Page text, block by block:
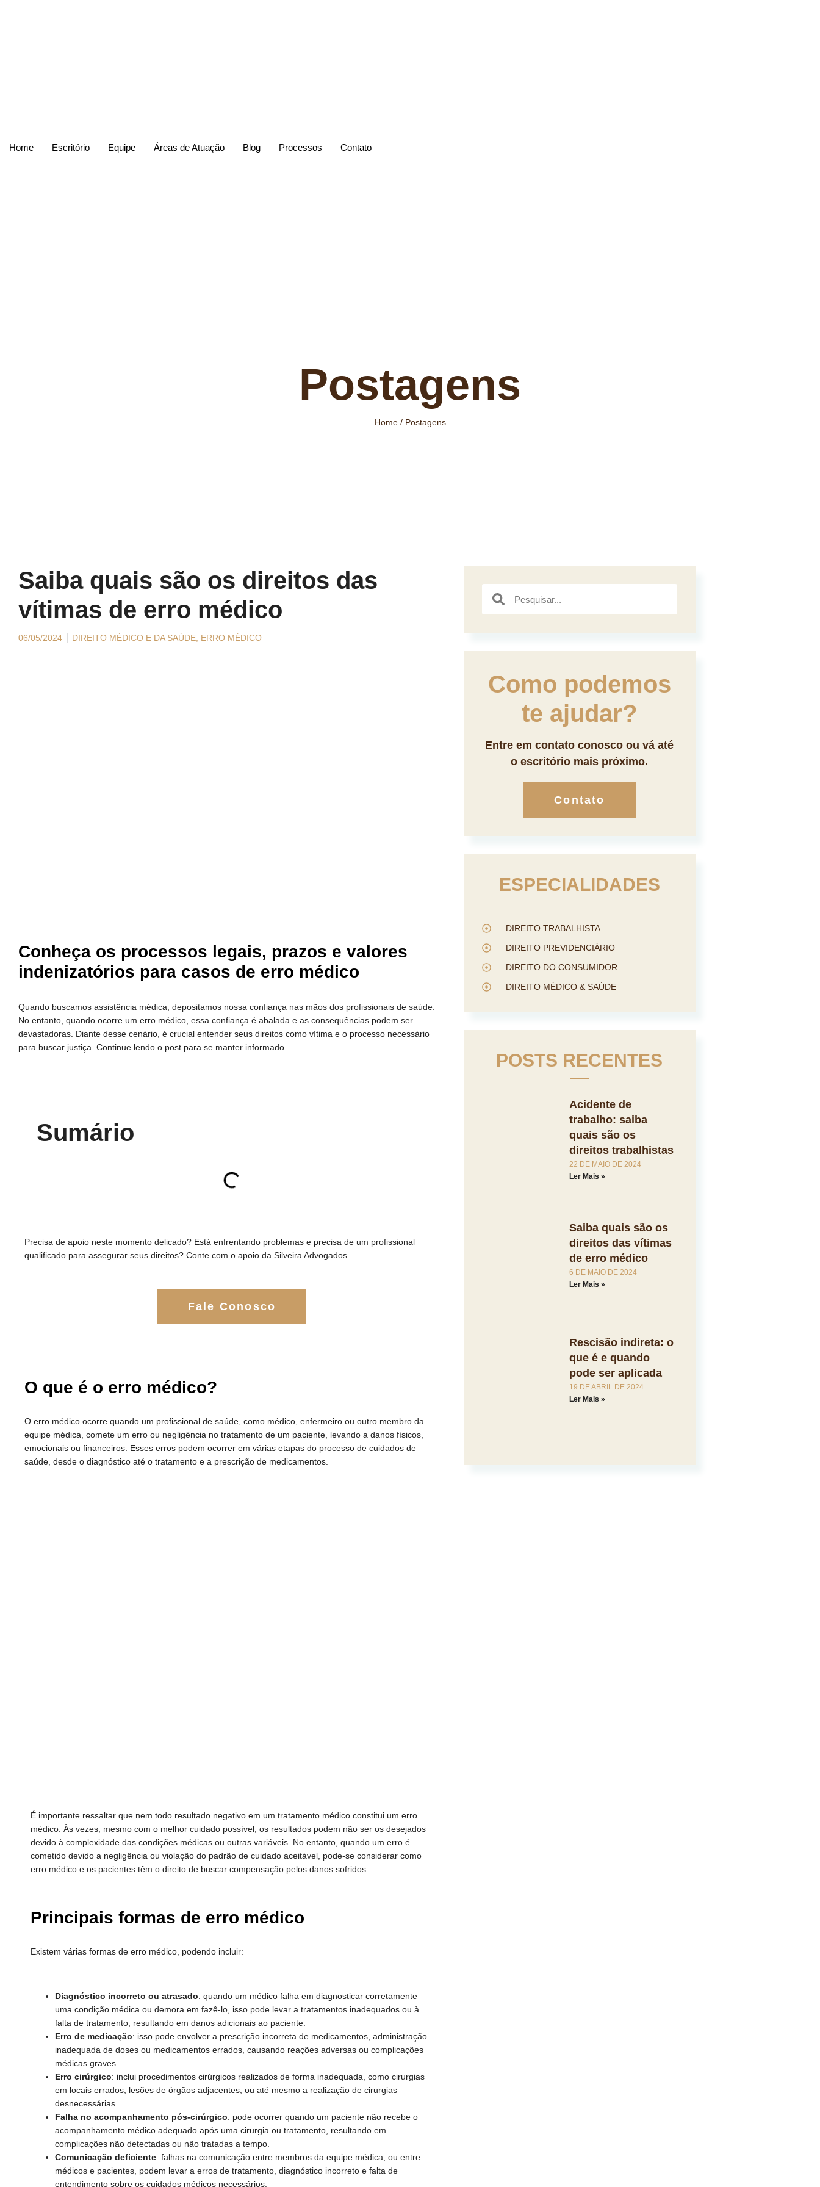
Home Escritório Equipe Áreas de Atuação Blog Processos Contato
Postagens
Home / Postagens
Saiba quais são os direitos das
vítimas de erro médico
06/05/2024 DIREITO MÉDICO E DA SAÚDE, ERRO MÉDICO
Conheça os processos legais, prazos e valores
indenizatórios para casos de erro médico
Quando buscamos assistência médica, depositamos nossa confiança nas mãos dos profissionais de saúde.
No entanto, quando ocorre um erro médico, essa confiança é abalada e as consequências podem ser
devastadoras. Diante desse cenário, é crucial entender seus direitos como vítima e o processo necessário
para buscar justiça. Continue lendo o post para se manter informado.
Sumário
Precisa de apoio neste momento delicado? Está enfrentando problemas e precisa de um profissional
qualificado para assegurar seus direitos? Conte com o apoio da Silveira Advogados.
Fale Conosco
O que é o erro médico?
O erro médico ocorre quando um profissional de saúde, como médico, enfermeiro ou outro membro da
equipe médica, comete um erro ou negligência no tratamento de um paciente, levando a danos físicos,
emocionais ou financeiros. Esses erros podem ocorrer em várias etapas do processo de cuidados de
saúde, desde o diagnóstico até o tratamento e a prescrição de medicamentos.
É importante ressaltar que nem todo resultado negativo em um tratamento médico constitui um erro
médico. Às vezes, mesmo com o melhor cuidado possível, os resultados podem não ser os desejados
devido à complexidade das condições médicas ou outras variáveis. No entanto, quando um erro é
cometido devido a negligência ou violação do padrão de cuidado aceitável, pode-se considerar como
erro médico e os pacientes têm o direito de buscar compensação pelos danos sofridos.
Principais formas de erro médico
Existem várias formas de erro médico, podendo incluir:
Diagnóstico incorreto ou atrasado: quando um médico falha em diagnosticar corretamente
uma condição médica ou demora em fazê-lo, isso pode levar a tratamentos inadequados ou à
falta de tratamento, resultando em danos adicionais ao paciente.
Erro de medicação: isso pode envolver a prescrição incorreta de medicamentos, administração
inadequada de doses ou medicamentos errados, causando reações adversas ou complicações
médicas graves.
Erro cirúrgico: inclui procedimentos cirúrgicos realizados de forma inadequada, como cirurgias
em locais errados, lesões de órgãos adjacentes, ou até mesmo a realização de cirurgias
desnecessárias.
Falha no acompanhamento pós-cirúrgico: pode ocorrer quando um paciente não recebe o
acompanhamento médico adequado após uma cirurgia ou tratamento, resultando em
complicações não detectadas ou não tratadas a tempo.
Comunicação deficiente: falhas na comunicação entre membros da equipe médica, ou entre
médicos e pacientes, podem levar a erros de tratamento, diagnóstico incorreto e falta de
entendimento sobre os cuidados médicos necessários.
Como podemos
te ajudar?
Entre em contato conosco ou vá até
o escritório mais próximo.
Contato
ESPECIALIDADES
DIREITO TRABALHISTA
DIREITO PREVIDENCIÁRIO
DIREITO DO CONSUMIDOR
DIREITO MÉDICO & SAÚDE
POSTS RECENTES
Acidente de
trabalho: saiba
quais são os
direitos trabalhistas
22 DE MAIO DE 2024
Ler Mais »
Saiba quais são os
direitos das vítimas
de erro médico
6 DE MAIO DE 2024
Ler Mais »
Rescisão indireta: o
que é e quando
pode ser aplicada
19 DE ABRIL DE 2024
Ler Mais »